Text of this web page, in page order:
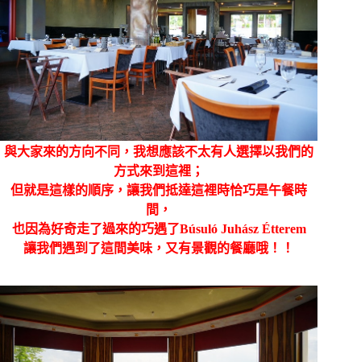
與大家來的方向不同，我想應該不太有人選擇以我們的
方式來到這裡；
但就是這樣的順序，讓我們抵達這裡時恰巧是午餐時
間，
也因為好奇走了過來的巧遇了Búsuló Juhász Étterem
讓我們遇到了這間美味，又有景觀的餐廳哦！！